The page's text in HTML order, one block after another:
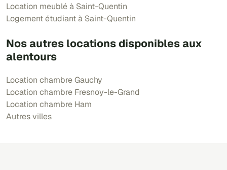
Location meublé à Saint-Quentin
Logement étudiant à Saint-Quentin
Nos autres locations disponibles aux
alentours
Location chambre Gauchy
Location chambre Fresnoy-le-Grand
Location chambre Ham
Autres villes